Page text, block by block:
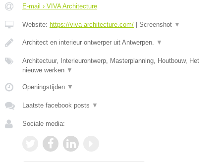
E-mail › VIVA Architecture
Website: https://viva-architecture.com/ Screenshot ▼
Architect en interieur ontwerper uit Antwerpen. ▼
Architectuur, Interieurontwerp, Masterplanning, Houtbouw, Het
nieuwe werken ▼
Openingstijden ▼
Laatste facebook posts ▼
Sociale media: